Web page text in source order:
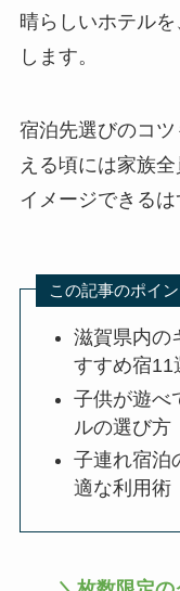
晴らしいホテル
します。
宿泊先選びのコ
える頃には家族
イメージできるは
この記事のポイン
滋賀県内の
すすめ宿11
子供が遊べ
ルの選び方
子連れ宿泊
適な利用術